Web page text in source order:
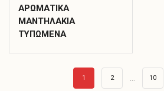
ΑΡΩΜΑΤΙΚΑ
ΜΑΝΤΗΛΑΚΙΑ
ΤΥΠΩΜΕΝΑ
1 2 10